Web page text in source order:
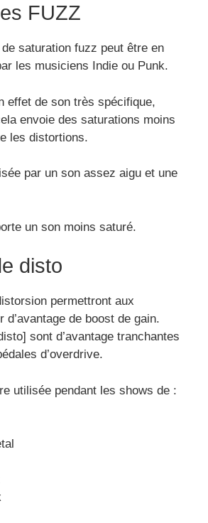
FUZZ
de saturation fuzz peut être en
les musiciens Indie ou Punk.
effet de son très spécifique,
envoie des saturations moins
les distortions.
par un son assez aigu et une
un son moins saturé.
disto
permettront aux
d’avantage de boost de gain.
sont d’avantage tranchantes
d’overdrive.
utilisée pendant les shows de :